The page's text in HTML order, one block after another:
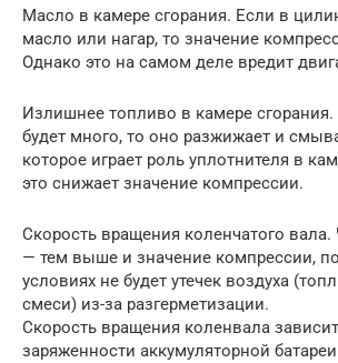
Масло в камере сгорания. Если в
масло или нагар, то значение
Однако это на самом деле вредит
Излишнее топливо в камере
будет много, то оно разжижает и
которое играет роль уплотнителя в
это снижает значение компрессии.
Скорость вращения коленчатого
— тем выше и значение компрессии,
условиях не будет утечек воздуха
смеси) из-за разгерметизации.
Скорость вращения коленвала
заряженности аккумуляторной